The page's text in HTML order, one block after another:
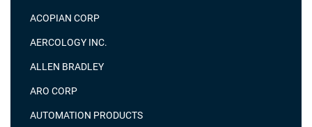
ACOPIAN CORP
AERCOLOGY INC.
ALLEN BRADLEY
ARO CORP
AUTOMATION PRODUCTS